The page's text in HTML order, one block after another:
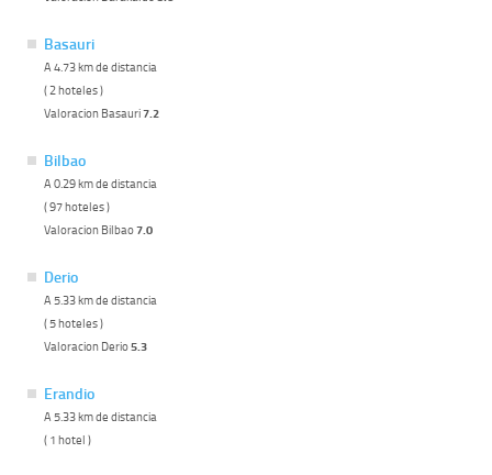
Basauri
A 4.73 km de distancia
( 2 hoteles )
Valoracion Basauri7.2
Bilbao
A 0.29 km de distancia
( 97 hoteles )
Valoracion Bilbao7.0
Derio
A 5.33 km de distancia
( 5 hoteles )
Valoracion Derio5.3
Erandio
A 5.33 km de distancia
( 1 hotel )